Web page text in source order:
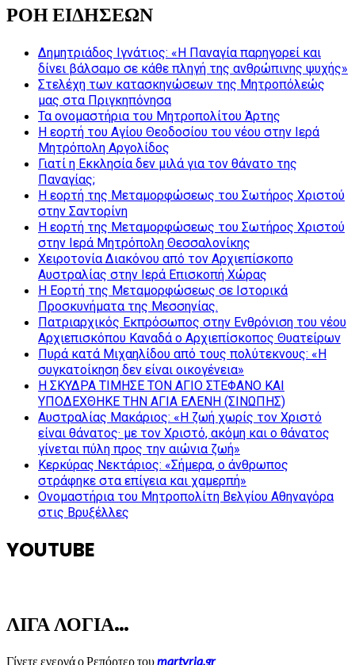
ΡΟΗ ΕΙΔΗΣΕΩΝ
Δημητριάδος Ιγνάτιος: «Η Παναγία παρηγορεί και
δίνει βάλσαμο σε κάθε πληγή της ανθρώπινης ψυχής»
Στελέχη των κατασκηνώσεων της Μητροπόλεώς
μας στα Πριγκηπόνησα
Τα ονομαστήρια του Μητροπολίτου Άρτης
Η εορτή του Αγίου Θεοδοσίου του νέου στην Ιερά
Μητρόπολη Αργολίδος
Γιατί η Εκκλησία δεν μιλά για τον θάνατο της
Παναγίας;
Η εορτή της Μεταμορφώσεως του Σωτήρος Χριστού
στην Σαντορίνη
Η εορτή της Μεταμορφώσεως του Σωτήρος Χριστού
στην Ιερά Μητρόπολη Θεσσαλονίκης
Χειροτονία Διακόνου από τον Αρχιεπίσκοπο
Αυστραλίας στην Ιερά Επισκοπή Χώρας
Η Εορτή της Μεταμορφώσεως σε Ιστορικά
Προσκυνήματα της Μεσσηνίας.
Πατριαρχικός Εκπρόσωπος στην Ενθρόνιση του νέου
Αρχιεπισκόπου Καναδά ο Αρχιεπίσκοπος Θυατείρων
Πυρά κατά Μιχαηλίδου από τους πολύτεκνους: «Η
συγκατοίκηση δεν είναι οικογένεια»
Η ΣΚΥΔΡΑ ΤΙΜΗΣΕ ΤΟΝ ΑΓΙΟ ΣΤΕΦΑΝΟ ΚΑΙ
ΥΠΟΔΕΧΘΗΚΕ ΤΗΝ ΑΓΙΑ ΕΛΕΝΗ (ΣΙΝΩΠΗΣ)
Αυστραλίας Μακάριος: «Η ζωή χωρίς τον Χριστό
είναι θάνατος· με τον Χριστό, ακόμη και ο θάνατος
γίνεται πύλη προς την αιώνια ζωή»
Κερκύρας Νεκτάριος: «Σήμερα, ο άνθρωπος
στράφηκε στα επίγεια και χαμερπή»
Ονομαστήρια του Μητροπολίτη Βελγίου Αθηναγόρα
στις Βρυξέλλες
YOUTUBE
ΛΙΓΑ ΛΟΓΙΑ…
Γίνετε ενεργά ο Ρεπόρτερ τουmartyria.gr